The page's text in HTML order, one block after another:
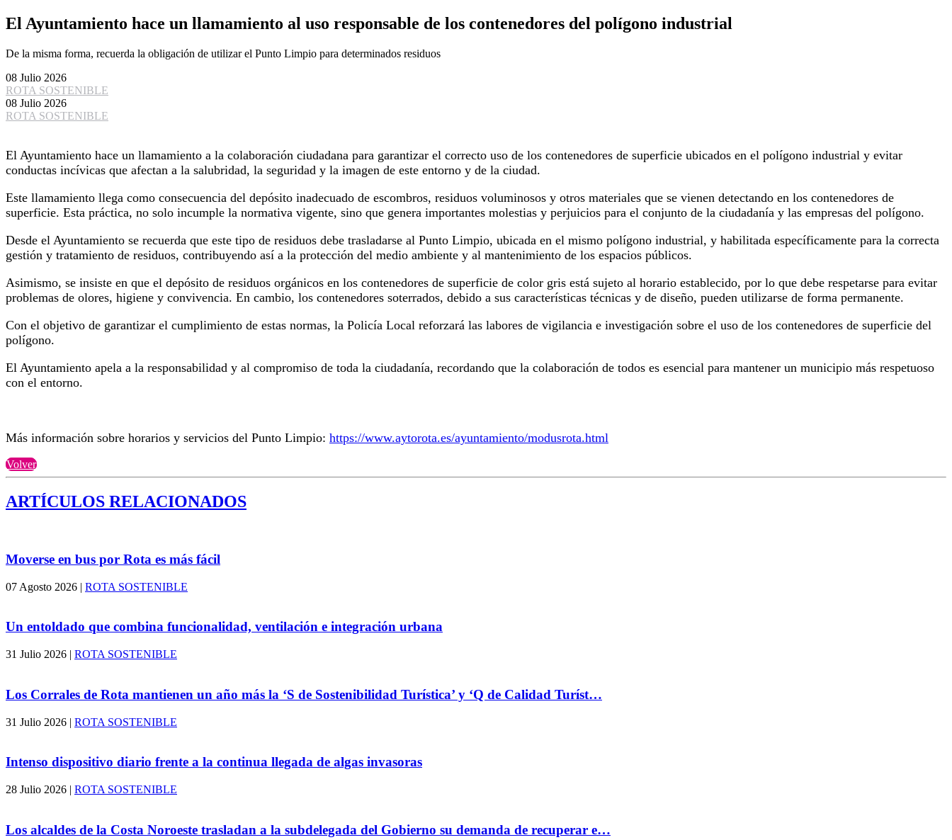
El Ayuntamiento hace un llamamiento al uso responsable de los contenedores del polígono industrial
De la misma forma, recuerda la obligación de utilizar el Punto Limpio para determinados residuos
08 Julio 2026
ROTA SOSTENIBLE
08 Julio 2026
ROTA SOSTENIBLE
El Ayuntamiento hace un llamamiento a la colaboración ciudadana para garantizar el correcto uso de los contenedores de superficie ubicados en el polígono industrial y evitar
conductas incívicas que afectan a la salubridad, la seguridad y la imagen de este entorno y de la ciudad.
Este llamamiento llega como consecuencia del depósito inadecuado de escombros, residuos voluminosos y otros materiales que se vienen detectando en los contenedores de
superficie. Esta práctica, no solo incumple la normativa vigente, sino que genera importantes molestias y perjuicios para el conjunto de la ciudadanía y las empresas del polígono.
Desde el Ayuntamiento se recuerda que este tipo de residuos debe trasladarse al Punto Limpio, ubicada en el mismo polígono industrial, y habilitada específicamente para la correcta
gestión y tratamiento de residuos, contribuyendo así a la protección del medio ambiente y al mantenimiento de los espacios públicos.
Asimismo, se insiste en que el depósito de residuos orgánicos en los contenedores de superficie de color gris está sujeto al horario establecido, por lo que debe respetarse para evitar
problemas de olores, higiene y convivencia. En cambio, los contenedores soterrados, debido a sus características técnicas y de diseño, pueden utilizarse de forma permanente.
Con el objetivo de garantizar el cumplimiento de estas normas, la Policía Local reforzará las labores de vigilancia e investigación sobre el uso de los contenedores de superficie del
polígono.
El Ayuntamiento apela a la responsabilidad y al compromiso de toda la ciudadanía, recordando que la colaboración de todos es esencial para mantener un municipio más respetuoso
con el entorno.
Más información sobre horarios y servicios del Punto Limpio: https://www.aytorota.es/ayuntamiento/modusrota.html
Volver
ARTÍCULOS RELACIONADOS
Moverse en bus por Rota es más fácil
07 Agosto 2026 | ROTA SOSTENIBLE
Un entoldado que combina funcionalidad, ventilación e integración urbana
31 Julio 2026 | ROTA SOSTENIBLE
Los Corrales de Rota mantienen un año más la ‘S de Sostenibilidad Turística’ y ‘Q de Calidad Turíst…
31 Julio 2026 | ROTA SOSTENIBLE
Intenso dispositivo diario frente a la continua llegada de algas invasoras
28 Julio 2026 | ROTA SOSTENIBLE
Los alcaldes de la Costa Noroeste trasladan a la subdelegada del Gobierno su demanda de recuperar e…